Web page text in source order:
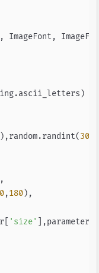
30
,
,180),
'size' ],parameter[